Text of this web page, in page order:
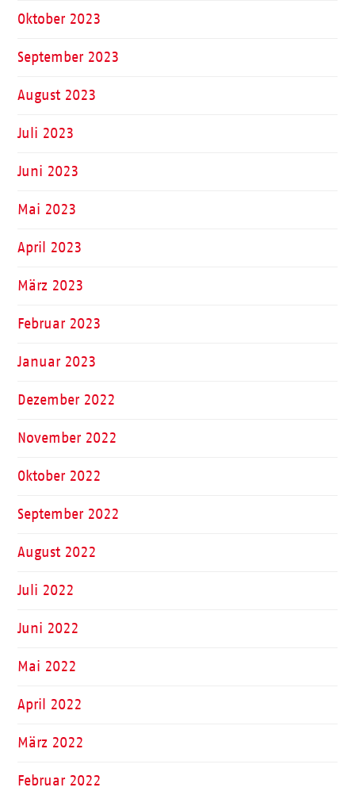
Oktober 2023
September 2023
August 2023
Juli 2023
Juni 2023
Mai 2023
April 2023
März 2023
Februar 2023
Januar 2023
Dezember 2022
November 2022
Oktober 2022
September 2022
August 2022
Juli 2022
Juni 2022
Mai 2022
April 2022
März 2022
Februar 2022